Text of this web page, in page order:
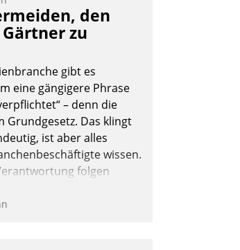
den
zu
gibt es
eine gängigere Phrase
– denn die
Grundgesetz. Das klingt
ist aber alles
wissen.
folgen